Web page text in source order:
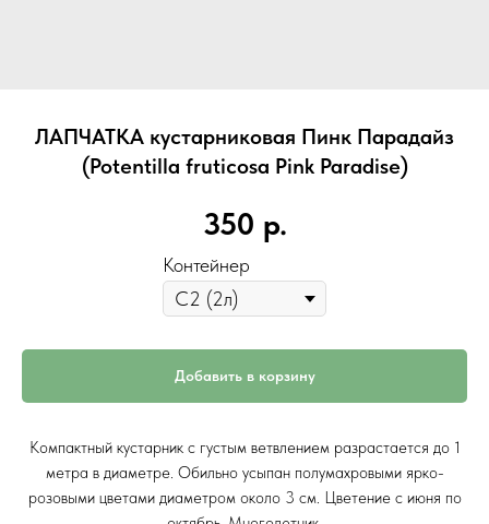
ЛАПЧАТКА кустарниковая Пинк Парадайз
(Potentilla fruticosa Pink Paradise)
350 р.
Контейнер
Добавить в корзину
Компактный кустарник с густым ветвлением разрастается до 1
метра в диаметре. Обильно усыпан полумахровыми ярко-
розовыми цветами диаметром около 3 см. Цветение с июня по